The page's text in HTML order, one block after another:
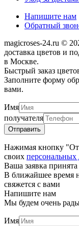
Напишите нам
Обратный
magicroses-24.ru ©
доставка цветов и
в Москве.
Быстрый заказ
Заполните форму
вами.
Имя
получателя
Нажимая кнопку
своих
Ваша заявка принята
В ближайшее время
свяжется с вами
Напишите нам
Мы будем очень
Имя